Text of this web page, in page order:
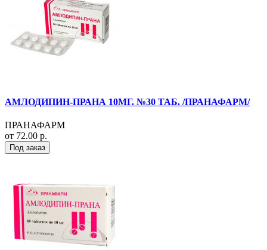
АМЛОДИПИН-ПРАНА 10МГ. №30 ТАБ. /ПРАНАФАРМ/
ПРАНАФАРМ
от 72.00 р.
Под заказ